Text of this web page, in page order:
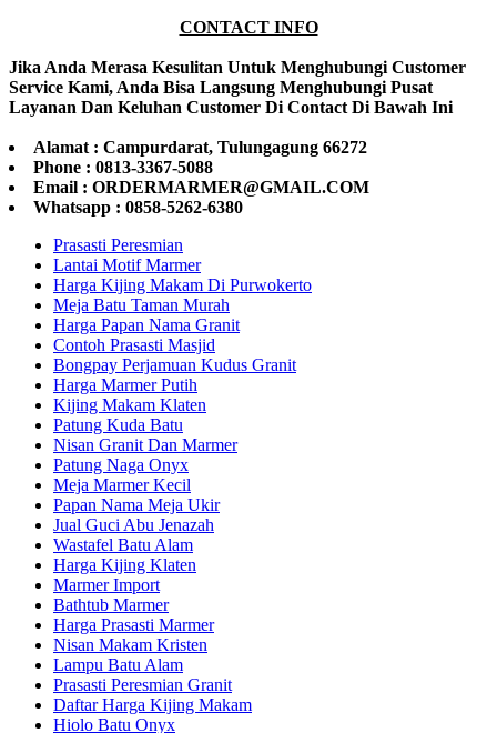
CONTACT INFO
Jika Anda Merasa Kesulitan Untuk Menghubungi Customer
Service Kami, Anda Bisa Langsung Menghubungi Pusat
Layanan Dan Keluhan Customer Di Contact Di Bawah Ini
Alamat : Campurdarat, Tulungagung 66272
Phone : 0813-3367-5088
Email : ORDERMARMER@GMAIL.COM
Whatsapp : 0858-5262-6380
Prasasti Peresmian
Lantai Motif Marmer
Harga Kijing Makam Di Purwokerto
Meja Batu Taman Murah
Harga Papan Nama Granit
Contoh Prasasti Masjid
Bongpay Perjamuan Kudus Granit
Harga Marmer Putih
Kijing Makam Klaten
Patung Kuda Batu
Nisan Granit Dan Marmer
Patung Naga Onyx
Meja Marmer Kecil
Papan Nama Meja Ukir
Jual Guci Abu Jenazah
Wastafel Batu Alam
Harga Kijing Klaten
Marmer Import
Bathtub Marmer
Harga Prasasti Marmer
Nisan Makam Kristen
Lampu Batu Alam
Prasasti Peresmian Granit
Daftar Harga Kijing Makam
Hiolo Batu Onyx